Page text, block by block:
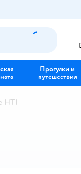
Прогулки и
путешествия
HTI